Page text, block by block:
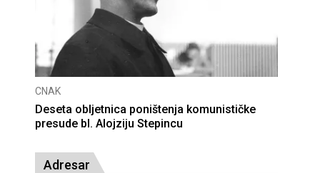
CNAK
Deseta obljetnica poništenja komunističke
presude bl. Alojziju Stepincu
Adresar